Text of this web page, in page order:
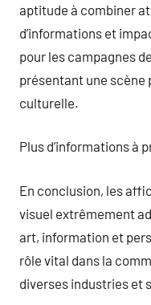
aptitude à combiner
d’informations et
pour les campagnes
présentant une scène
culturelle.
Plus d’informations à
En conclusion, les
visuel extrêmement
art, information et
rôle vital dans la
diverses industries et